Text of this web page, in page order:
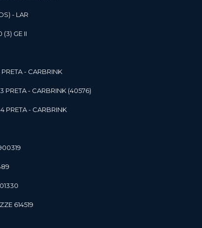
- LAR
(3) GE II
- CARBRINK
PRETA - CARBRINK (40576)
PRETA - CARBRINK
614519